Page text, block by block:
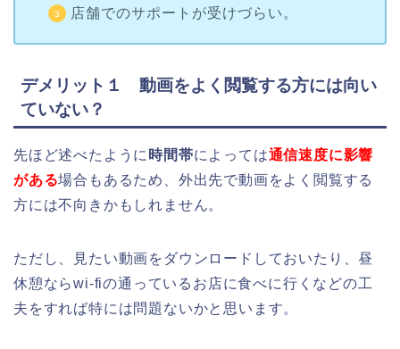
店舗でのサポートが受けづらい。
デメリット１ 動画をよく閲覧する方には向い
ていない？
先ほど述べたように 時間帯によっては通信速度に影響
がある場合もあるため、外出先で動画をよく閲覧する
方には不向きかもしれません。
ただし、見たい動画をダウンロードしておいたり、昼
休憩ならwi-fiの通っているお店に食べに行くなどの工
夫をすれば特には問題ないかと思います。